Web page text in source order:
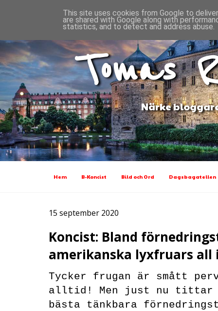
Tomas
Närke
Hem B-Koncist Bild och Ord Dagsbagatellen
15 september 2020
Koncist: Bland
amerikanska lyxfruars all
Tycker frugan är smått
alltid! Men just nu tittar
bästa tänkbara
This site uses cookies from Google to
are shared with Google along with
statistics, and to detect and address abuse.